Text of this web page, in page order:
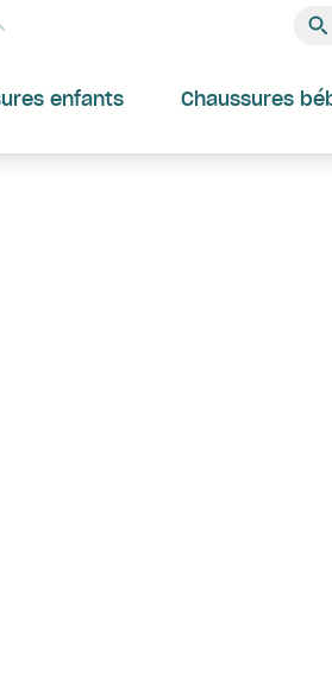
enfants Chaussures